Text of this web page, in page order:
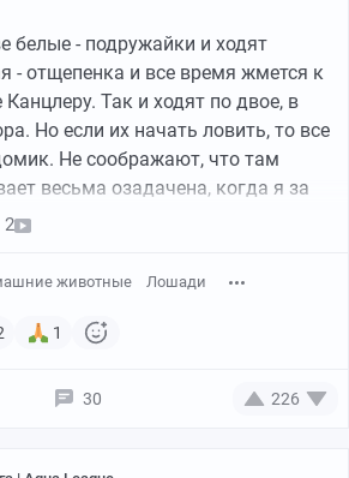
белые - подружайки и ходят
- отщепенка и все время жмется к
Так и ходят по двое, в
Но если их начать ловить, то все
Не соображают, что там
весьма озадачена, когда я за
ни на кого не наступить.
3 индийских бегунка дл
в общий вольер.
маленький домик и научились
2
животные Лошади
1
30 226